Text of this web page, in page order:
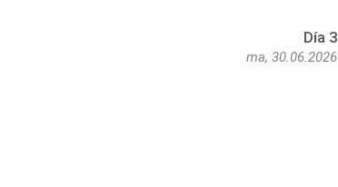
Día 3
ma, 30.06.2026